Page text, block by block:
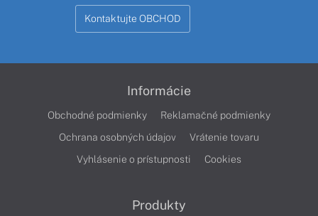
Kontaktujte OBCHOD
Informácie
Obchodné podmienky
Reklamačné podmienky
Ochrana osobných údajov
Vrátenie tovaru
Vyhlásenie o prístupnosti
Cookies
Produkty